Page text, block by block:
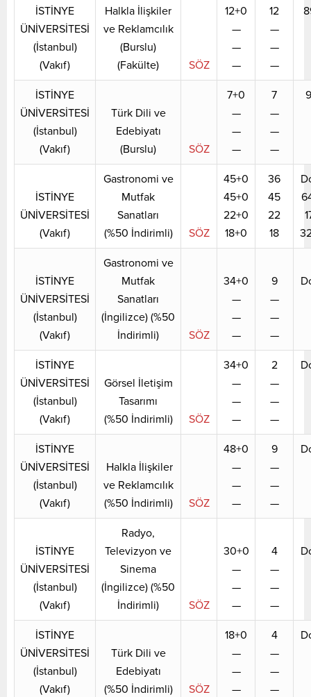
İSTİNYE
ÜNİVERSİTESİ
(İstanbul)
(Vakıf)
Halkla İlişkiler
ve Reklamcılık
(Burslu)
(Fakülte)
SÖZ
12+0
—
—
—
12
—
—
—
İSTİNYE
ÜNİVERSİTESİ
(İstanbul)
(Vakıf)
Türk Dili ve
Edebiyatı
(Burslu)
SÖZ
7+0
—
—
—
7
—
—
—
İSTİNYE
ÜNİVERSİTESİ
(Vakıf)
Gastronomi ve
Mutfak
Sanatları
(%50 İndirimli)
SÖZ
45+0
45+0
22+0
18+0
36
45
22
18
İSTİNYE
ÜNİVERSİTESİ
(İstanbul)
(Vakıf)
Gastronomi ve
Mutfak
Sanatları
(İngilizce) (%50
İndirimli)
SÖZ
34+0
—
—
—
9
—
—
—
İSTİNYE
ÜNİVERSİTESİ
(İstanbul)
(Vakıf)
Görsel İletişim
Tasarımı
(%50 İndirimli)
SÖZ
34+0
—
—
—
2
—
—
—
İSTİNYE
ÜNİVERSİTESİ
(İstanbul)
(Vakıf)
Halkla İlişkiler
ve Reklamcılık
(%50 İndirimli)
SÖZ
48+0
—
—
—
9
—
—
—
İSTİNYE
ÜNİVERSİTESİ
(İstanbul)
(Vakıf)
Radyo,
Televizyon ve
Sinema
(İngilizce) (%50
İndirimli)
SÖZ
30+0
—
—
—
4
—
—
—
İSTİNYE
ÜNİVERSİTESİ
(İstanbul)
(Vakıf)
Türk Dili ve
Edebiyatı
(%50 İndirimli)
SÖZ
18+0
—
—
—
4
—
—
—